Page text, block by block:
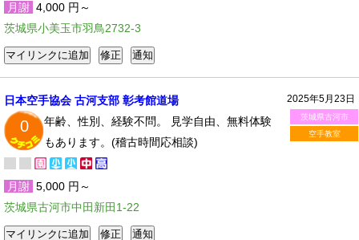
月謝 4,000 円～
茨城県小美玉市羽鳥2732-3
2025年5月23日
茨城県古河市
空手教室
日本空手協会 古河支部 彰考館道場
0
年齢、性別、経験不問。 見学自由、無料体験
もあります。(稽古時間応相談)
月謝 5,000 円～
茨城県古河市中田新田1-22